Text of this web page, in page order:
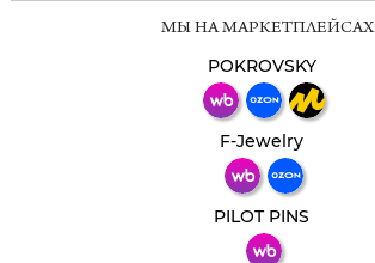
МЫ НА МАРКЕТПЛЕЙСАХ
POKROVSKY
F-Jewelry
PILOT PINS